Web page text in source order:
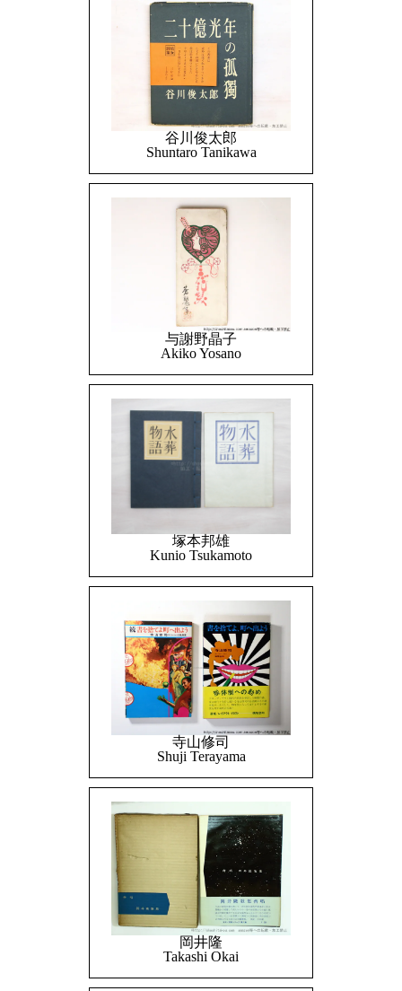
谷川俊太郎
Shuntaro Tanikawa
与謝野晶子
Akiko Yosano
塚本邦雄
Kunio Tsukamoto
寺山修司
Shuji Terayama
岡井隆
Takashi Okai